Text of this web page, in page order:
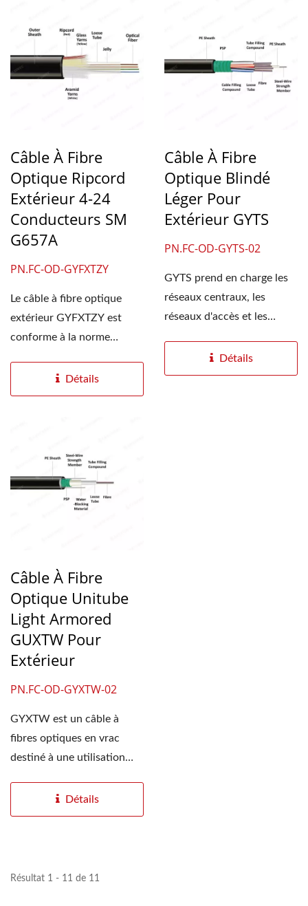
Câble À Fibre
Optique Ripcord
Extérieur 4-24
Conducteurs SM
G657A
PN.FC-OD-GYFXTZY
Le câble à fibre optique
extérieur GYFXTZY est
conforme à la norme
Détails
Câble À Fibre
Optique Blindé
Léger Pour
Extérieur GYTS
PN.FC-OD-GYTS-02
GYTS prend en charge les
réseaux centraux, les
réseaux d'accès et les
principalement...
Détails
Câble À Fibre
Optique Unitube
Light Armored
GUXTW Pour
Extérieur
PN.FC-OD-GYXTW-02
GYXTW est un câble à
fibres optiques en vrac
destiné à une utilisation
Détails
Résultat 1 - 11 de 11